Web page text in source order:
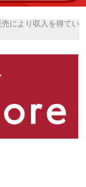
により収入を得てい